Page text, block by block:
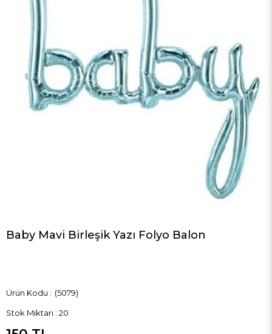
Baby Mavi Birleşik Yazı Folyo Balon
(5079)
Stok Miktarı : 20